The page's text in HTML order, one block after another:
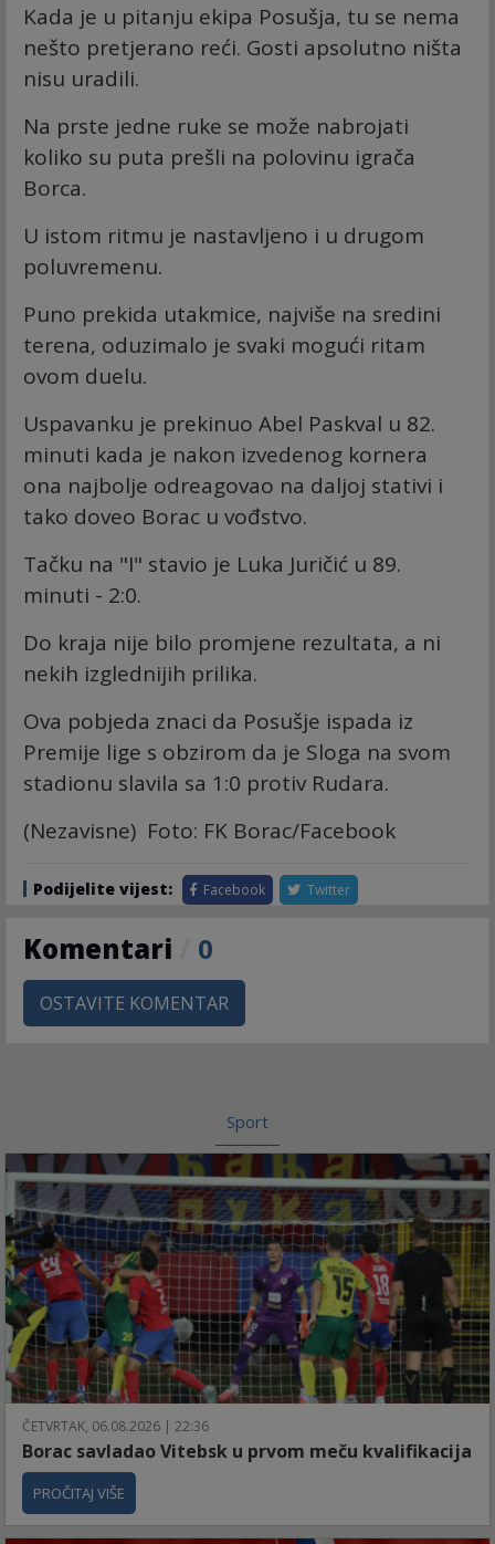
Kada je u pitanju ekipa Posušja, tu se nema
nešto pretjerano reći. Gosti apsolutno ništa
nisu uradili.
Na prste jedne ruke se može nabrojati
koliko su puta prešli na polovinu igrača
Borca.
U istom ritmu je nastavljeno i u drugom
poluvremenu.
Puno prekida utakmice, najviše na sredini
terena, oduzimalo je svaki mogući ritam
ovom duelu.
Uspavanku je prekinuo Abel Paskval u 82.
minuti kada je nakon izvedenog kornera
ona najbolje odreagovao na daljoj stativi i
tako doveo Borac u vođstvo.
Tačku na "I" stavio je Luka Juričić u 89.
minuti - 2:0.
Do kraja nije bilo promjene rezultata, a ni
nekih izglednijih prilika.
Ova pobjeda znaci da Posušje ispada iz
Premije lige s obzirom da je Sloga na svom
stadionu slavila sa 1:0 protiv Rudara.
(Nezavisne) Foto: FK Borac/Facebook
Podijelite vijest: Facebook Twitter
Komentari 0
OSTAVITE KOMENTAR
Sport
ČETVRTAK, 06.08.2026 | 22:36
Borac savladao Vitebsk u prvom meču kvalifikacija
PROČITAJ VIŠE